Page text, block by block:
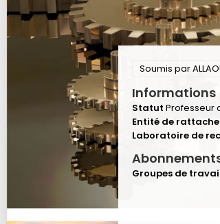
Soumis par
Informations
Statut Professeur
Entité de
Laboratoire de
Groupes de